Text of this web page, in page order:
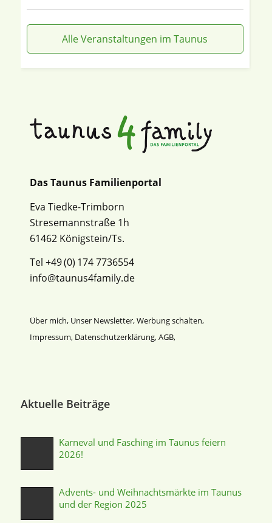
Alle Veranstaltungen im Taunus
Das Taunus Familienportal
Eva Tiedke-Trimborn
Stresemannstraße 1h
61462 Königstein/Ts.
Tel +49 (0) 174 7736554
info@taunus4family.de
Über mich, Unser Newsletter,Werbung schalten,
Impressum, Datenschutz­erklärung,AGB,
Aktuelle Beiträge
Karneval und Fasching im Taunus feiern
2026!
Advents- und Weihnachtsmärkte im Taunus
und der Region 2025